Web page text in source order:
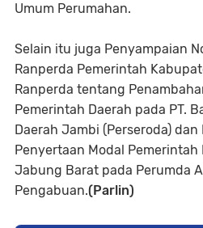
Umum Perumahan.
Selain itu juga Penyampaian
Ranperda Pemerintah
Ranperda tentang
Pemerintah Daerah pada PT.
Daerah Jambi (Perseroda)
Penyertaan Modal
Jabung Barat pada Perumda
Pengabuan.(Parlin)